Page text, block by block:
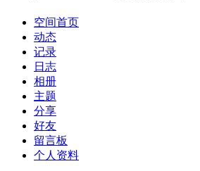
空间首页
动态
记录
日志
相册
主题
分享
好友
留言板
个人资料